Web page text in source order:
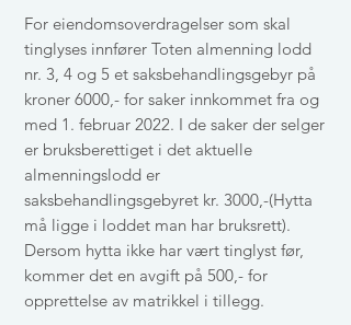
For eiendomsoverdragelser som skal
tinglyses innfører Toten almenning lodd
nr. 3, 4 og 5 et saksbehandlingsgebyr på
kroner 6000,- for saker innkommet fra og
med 1. februar 2022. I de saker der selger
er bruksberettiget i det aktuelle
almenningslodd er
saksbehandlingsgebyret kr. 3000,-(Hytta
må ligge i loddet man har bruksrett).
Dersom hytta ikke har vært tinglyst før,
kommer det en avgift på 500,- for
opprettelse av matrikkel i tillegg.